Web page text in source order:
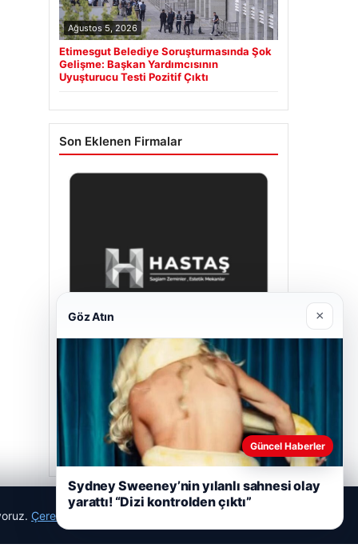
Ağustos 5, 2026
Etimesgut Belediye Soruşturmasında Şok
Gelişme: Başkan Yardımcısının
Uyuşturucu Testi Pozitif Çıktı
Son Eklenen Firmalar
Hastaş Beton
Mayıs 26, 2026
Çerez Politikamız
Göz Atın ×
Güncel Haberler
Sydney Sweeney’nin yılanlı sahnesi olay
yarattı! “Dizi kontrolden çıktı”